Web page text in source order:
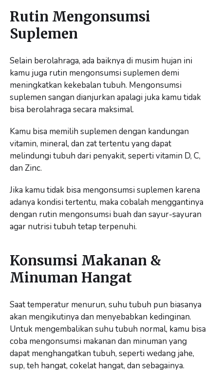
Rutin Mengonsumsi
Suplemen
Selain berolahraga, ada baiknya di musim hujan ini
kamu juga rutin mengonsumsi suplemen demi
meningkatkan kekebalan tubuh. Mengonsumsi
suplemen sangan dianjurkan apalagi juka kamu tidak
bisa berolahraga secara maksimal.
Kamu bisa memilih suplemen dengan kandungan
vitamin, mineral, dan zat tertentu yang dapat
melindungi tubuh dari penyakit, seperti vitamin D, C,
dan Zinc.
Jika kamu tidak bisa mengonsumsi suplemen karena
adanya kondisi tertentu, maka cobalah menggantinya
dengan rutin mengonsumsi buah dan sayur-sayuran
agar nutrisi tubuh tetap terpenuhi.
Konsumsi Makanan &
Minuman Hangat
Saat temperatur menurun, suhu tubuh pun biasanya
akan mengikutinya dan menyebabkan kedinginan.
Untuk mengembalikan suhu tubuh normal, kamu bisa
coba mengonsumsi makanan dan minuman yang
dapat menghangatkan tubuh, seperti wedang jahe,
sup, teh hangat, cokelat hangat, dan sebagainya.